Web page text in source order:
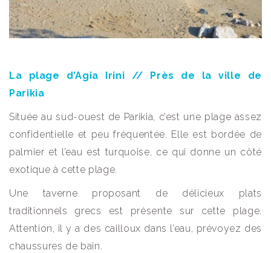
La plage d’Agia Irini // Près de la ville de
Parikia
Située au sud-ouest de Parikia, c’est une plage assez
confidentielle et peu fréquentée. Elle est bordée de
palmier et l’eau est turquoise, ce qui donne un côté
exotique à cette plage.
Une taverne proposant de délicieux plats
traditionnels grecs est présente sur cette plage.
Attention, il y a des cailloux dans l’eau, prévoyez des
chaussures de bain.